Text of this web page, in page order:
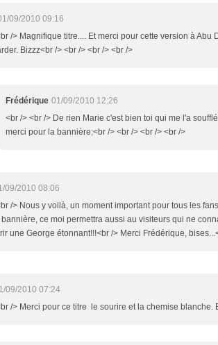
09/2010 09:16
/> Magnifique titre.... Et merci pour cette version à Abu
Bizzz<br /> <br /> <br /> <br />
Frédérique 01/09/2010 12:26
<br /> <br /> De rien Marie c'est bien toi qui me l'a
merci pour la bannière;<br /> <br /> <br /> <br />
09/2010 08:06
/> Nous y voilà, un moment important pour tous les
ce moi permettra aussi au visiteurs qui ne
une George étonnant!!!<br /> Merci Frédérique,
09/2010 07:24
/> Merci pour ce titre le sourire et la chemise blanche.